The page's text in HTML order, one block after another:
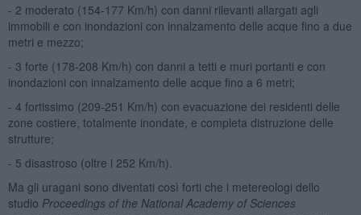
- 2 moderato (154-177 Km/h) con danni rilevanti allargati agli
immobili e con inondazioni con innalzamento delle acque fino a due
metri e mezzo;
- 3 forte (178-208 Km/h) con danni a tetti e muri portanti e con
inondazioni con innalzamento delle acque fino a 6 metri;
- 4 fortissimo (209-251 Km/h) con evacuazione dei residenti delle
zone costiere, totalmente inondate, e completa distruzione delle
strutture;
- 5 disastroso (oltre i 252 Km/h).
Ma gli uragani sono diventati così forti che i metereologi dello
studio Proceedings of the National Academy of Sciences